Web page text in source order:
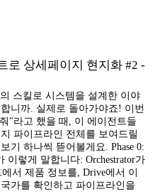
로 상세페이지 현지화 #2 -
스킬로 시스템을 설계한 이야
니까. 실제로 돌아가야죠! 이번
"라고 했을 때, 이 에이전트들
파이프라인 전체를 보여드릴
기 하나씩 뜯어볼게요. Phase 0:
이렇게 말합니다: Orchestrator가
서 제품 정보를, Drive에서 이
가를 확인하고 파이프라인을